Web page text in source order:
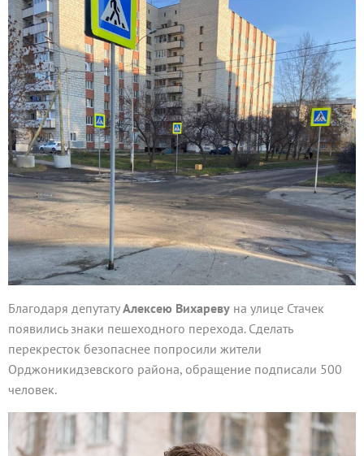
Благодаря депутатуАлексею Вихареву на улице Стачек
появились знаки пешеходного перехода. Сделать
перекресток безопаснее попросили жители
Орджоникидзевского района, обращение подписали 500
человек.